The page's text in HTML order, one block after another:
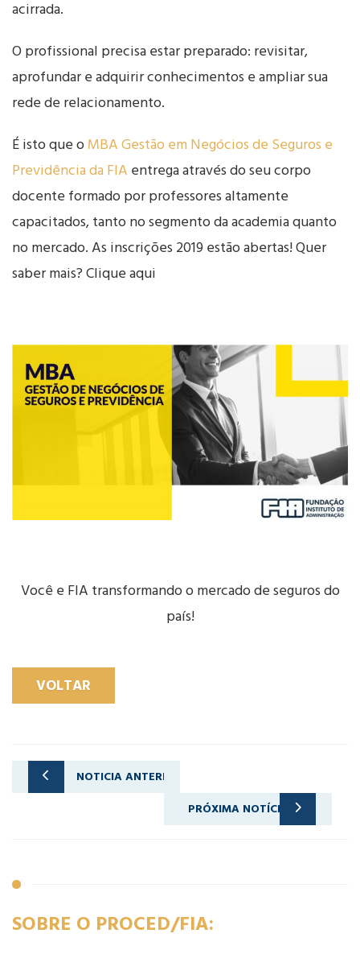
acirrada.
O profissional precisa estar preparado: revisitar,
aprofundar e adquirir conhecimentos e ampliar sua
rede de relacionamento.
É isto que oMBA Gestão em Negócios de Seguros e
Previdência da FIA entrega através do seu corpo
docente formado por professores altamente
capacitados, tanto no segmento da academia quanto
no mercado. As inscrições 2019 estão abertas! Quer
saber mais? Clique aqui
Você e FIA transformando o mercado de seguros do
país!
VOLTAR
NOTICIA ANTERIOR
PRÓXIMA NOTÍCIA
SOBRE O PROCED/FIA: